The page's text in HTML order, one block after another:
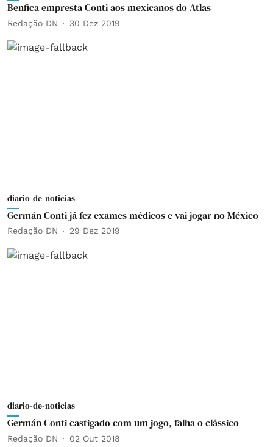
Benfica empresta Conti aos mexicanos do Atlas
Redação DN 30 Dez 2019
diario-de-noticias
Germán Conti já fez exames médicos e vai jogar no México
Redação DN 29 Dez 2019
diario-de-noticias
Germán Conti castigado com um jogo, falha o clássico
Redação DN 02 Out 2018